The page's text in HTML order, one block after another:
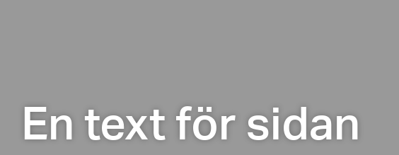
En text för sidan